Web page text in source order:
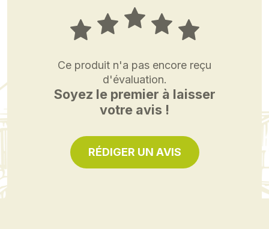
Ce produit n'a pas encore reçu
d'évaluation.
Soyez le premier à laisser
votre avis !
RÉDIGER UN AVIS